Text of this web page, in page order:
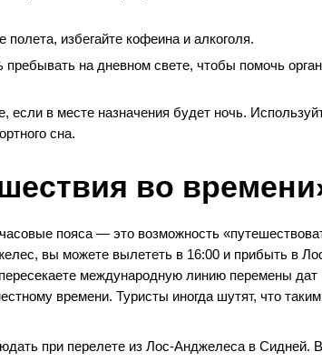
избегайте кофеина и алкоголя.
пребывать на дневном свете, чтобы помочь
если в месте назначения будет ночь.
сна​.
во
пояса — это возможность
вы можете вылететь в 16:00 и прибыть в
международную линию перемены дат
времени. Туристы иногда шутят, что таким
при перелете из Лос-Анджелеса в Сидней.